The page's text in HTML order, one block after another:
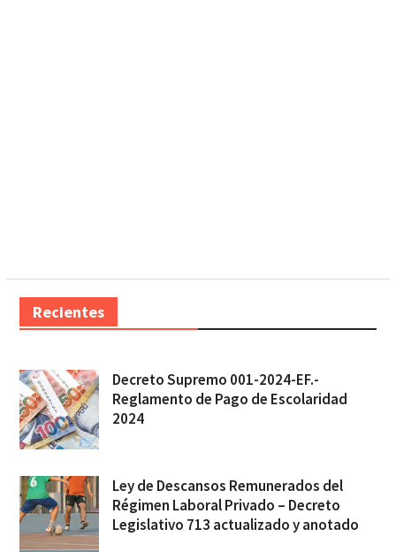
Recientes
Decreto Supremo 001-2024-EF.-
Reglamento de Pago de Escolaridad
2024
Ley de Descansos Remunerados del
Régimen Laboral Privado – Decreto
Legislativo 713 actualizado y anotado